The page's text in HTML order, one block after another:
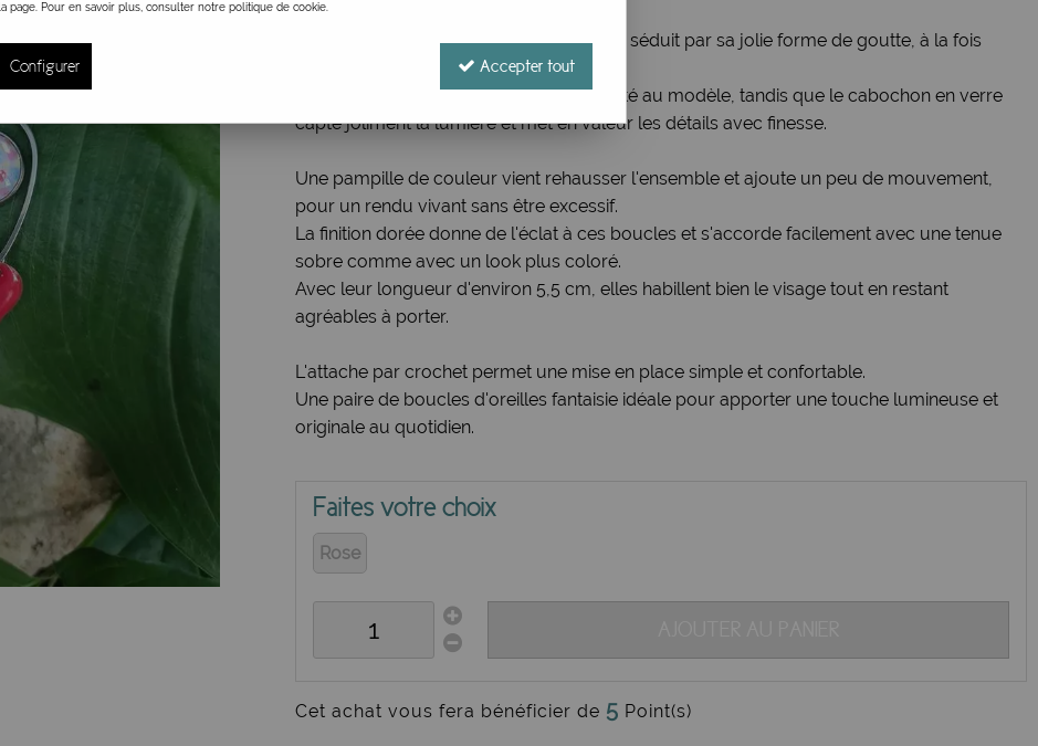
Réf. :
Cette paire de boucles d'oreilles en acier séduit par sa jolie forme de goutte, à la fois
féminine, légère et facile à porter.
Le motif coloré apporte de la personnalité au modèle, tandis que le cabochon en verre
capte joliment la lumière et met en valeur les détails avec finesse.
Une pampille de couleur vient rehausser l'ensemble et ajoute un peu de mouvement,
pour un rendu vivant sans être excessif.
La finition dorée donne de l'éclat à ces boucles et s'accorde facilement avec une tenue
sobre comme avec un look plus coloré.
Avec leur longueur d'environ 5,5 cm, elles habillent bien le visage tout en restant
agréables à porter.
L'attache par crochet permet une mise en place simple et confortable.
Une paire de boucles d'oreilles fantaisie idéale pour apporter une touche lumineuse et
originale au quotidien.
Faites votre choix
Rose
Cet achat vous fera bénéficier de 5 Point(s)
la page. Pour en savoir plus, consulter notre politique de cookie.
Configurer Accepter tout